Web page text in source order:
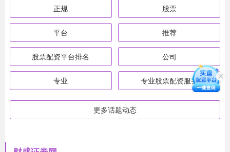
正规 股票
平台 推荐
股票配资平台排名 公司
专业 专业股票配资服务
更多话题动态